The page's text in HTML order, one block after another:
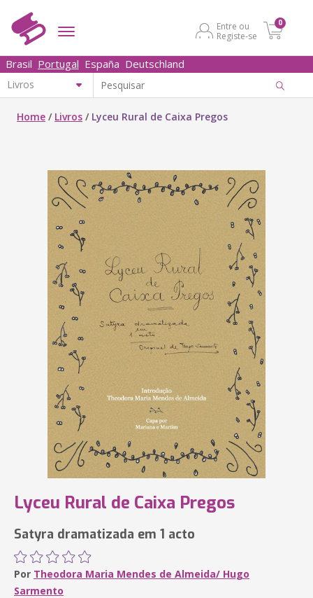
Entre ou
Registe-se
0
Brasil Portugal España Deutschland
Home / Livros / Lyceu Rural de Caixa Pregos
Lyceu Rural de Caixa Pregos
Satyra dramatizada em 1 acto
Por Theodora Maria Mendes de Almeida/ Hugo
Sarmento